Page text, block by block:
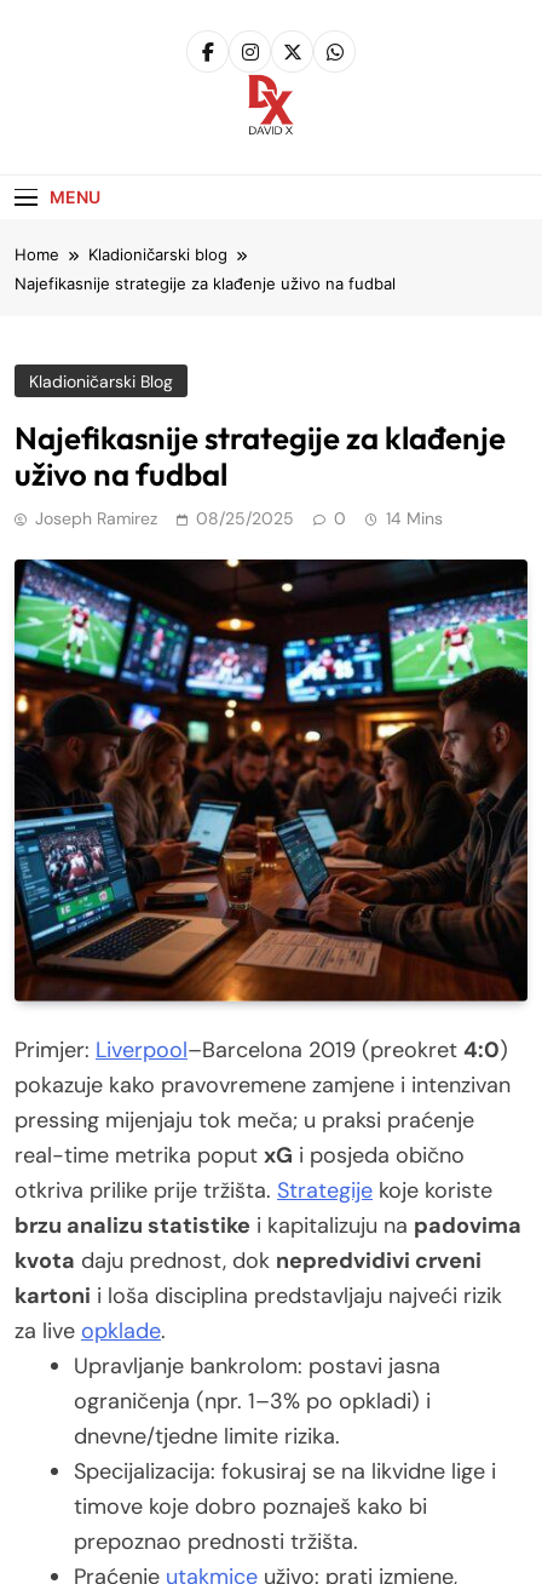
MENU
Home
Kladioničarski blog
Najefikasnije strategije za klađenje uživo na fudbal
Kladioničarski Blog
Najefikasnije strategije za klađenje
uživo na fudbal
Joseph Ramirez 08/25/2025 0 14 Mins
Primjer: Liverpool–Barcelona 2019 (preokret 4:0)
pokazuje kako pravovremene zamjene i intenzivan
pressing mijenjaju tok meča; u praksi praćenje
real-time metrika poput xG i posjeda obično
otkriva prilike prije tržišta. Strategije koje koriste
brzu analizu statistike i kapitalizuju na padovima
kvota daju prednost, dok nepredvidivi crveni
kartoni i loša disciplina predstavljaju najveći rizik
za live opklade.
Upravljanje bankrolom: postavi jasna
ograničenja (npr. 1–3% po opkladi) i
dnevne/tjedne limite rizika.
Specijalizacija: fokusiraj se na likvidne lige i
timove koje dobro poznaješ kako bi
prepoznao prednosti tržišta.
Praćenje utakmice uživo: prati izmjene,